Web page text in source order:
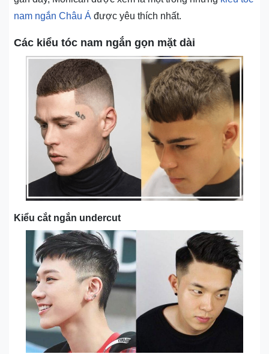
nam ngắn Châu Á được yêu thích nhất.
Các kiểu tóc nam ngắn gọn mặt dài
Kiểu cắt ngắn undercut